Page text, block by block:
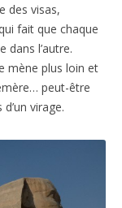
des visas,
fait que chaque
l’autre.
mène plus loin et
peut-être
virage.